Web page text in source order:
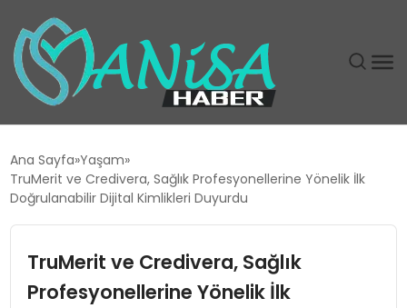
EĞITIM
GÜNDEM
Ana Sayfa Yaşam
TruMerit ve Credivera, Sağlık Profesyonellerine Yönelik İlk
Doğrulanabilir Dijital Kimlikleri Duyurdu
TruMerit ve Credivera, Sağlık
Profesyonellerine Yönelik İlk